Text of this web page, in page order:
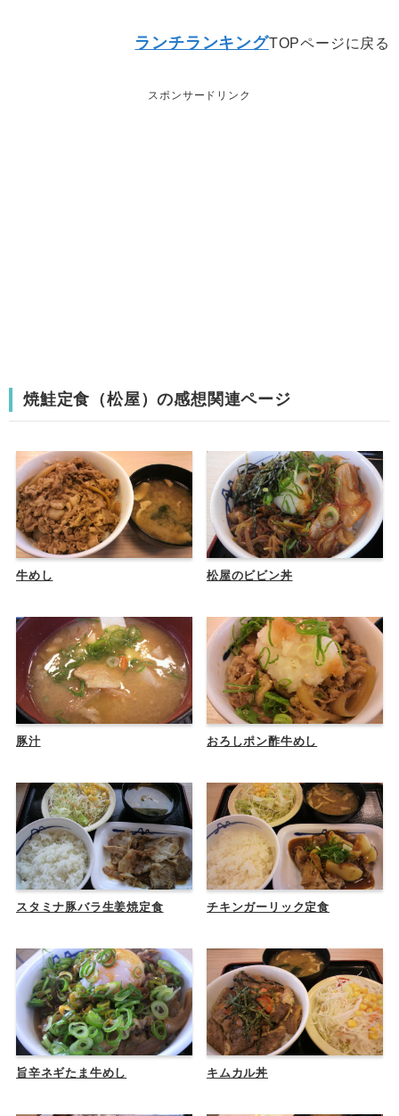
ランチランキングTOPページに戻る
スポンサードリンク
焼鮭定食（松屋）の感想関連ページ
牛めし 松屋のビビン丼
豚汁 おろしポン酢牛めし
スタミナ豚バラ生姜焼定食 チキンガーリック定食
旨辛ネギたま牛めし キムカル丼